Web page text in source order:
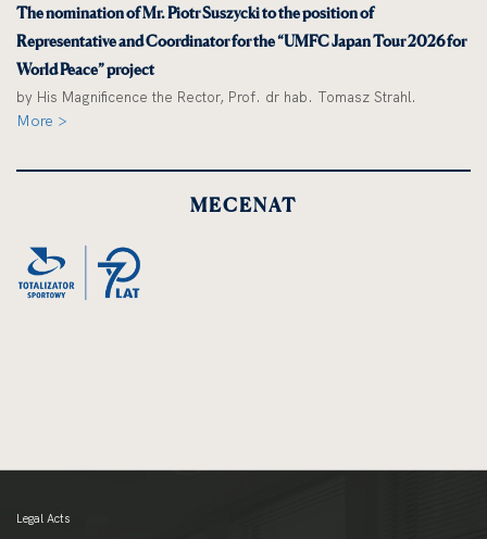
The nomination of Mr. Piotr Suszycki to the position of
Representative and Coordinator for the “UMFC Japan Tour 2026 for
World Peace” project
by His Magnificence the Rector, Prof. dr hab. Tomasz Strahl.
More >
MECENAT
Legal Acts